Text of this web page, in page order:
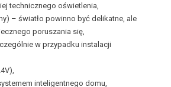
technicznego oświetlenia,
– światło powinno być delikatne, ale
poruszania się,
w przypadku instalacji
inteligentnego domu,